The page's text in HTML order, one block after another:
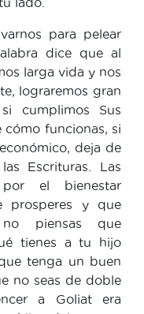
para pelear
dice que al
larga vida y nos
lograremos gran
si cumplimos Sus
cómo funcionas, si
deja de
Escrituras. Las
por el bienestar
prosperes y que
piensas que
tienes a tu hijo
tenga un buen
no seas de doble
a Goliat era